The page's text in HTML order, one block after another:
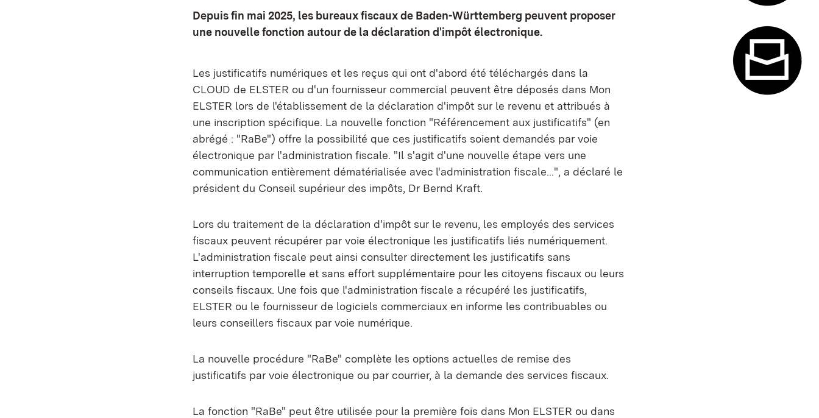
Depuis fin mai 2025, les bureaux fiscaux de Baden-Württemberg peuvent proposer
une nouvelle fonction autour de la déclaration d'impôt électronique.
Les justificatifs numériques et les reçus qui ont d'abord été téléchargés dans la
CLOUD de ELSTER ou d'un fournisseur commercial peuvent être déposés dans Mon
ELSTER lors de l'établissement de la déclaration d'impôt sur le revenu et attribués à
une inscription spécifique. La nouvelle fonction "Référencement aux justificatifs" (en
abrégé : "RaBe") offre la possibilité que ces justificatifs soient demandés par voie
électronique par l'administration fiscale. "Il s'agit d'une nouvelle étape vers une
communication entièrement dématérialisée avec l'administration fiscale...", a déclaré le
président du Conseil supérieur des impôts, Dr Bernd Kraft.
Lors du traitement de la déclaration d'impôt sur le revenu, les employés des services
fiscaux peuvent récupérer par voie électronique les justificatifs liés numériquement.
L'administration fiscale peut ainsi consulter directement les justificatifs sans
interruption temporelle et sans effort supplémentaire pour les citoyens fiscaux ou leurs
conseils fiscaux. Une fois que l'administration fiscale a récupéré les justificatifs,
ELSTER ou le fournisseur de logiciels commerciaux en informe les contribuables ou
leurs conseillers fiscaux par voie numérique.
La nouvelle procédure "RaBe" complète les options actuelles de remise des
justificatifs par voie électronique ou par courrier, à la demande des services fiscaux.
La fonction "RaBe" peut être utilisée pour la première fois dans Mon ELSTER ou dans